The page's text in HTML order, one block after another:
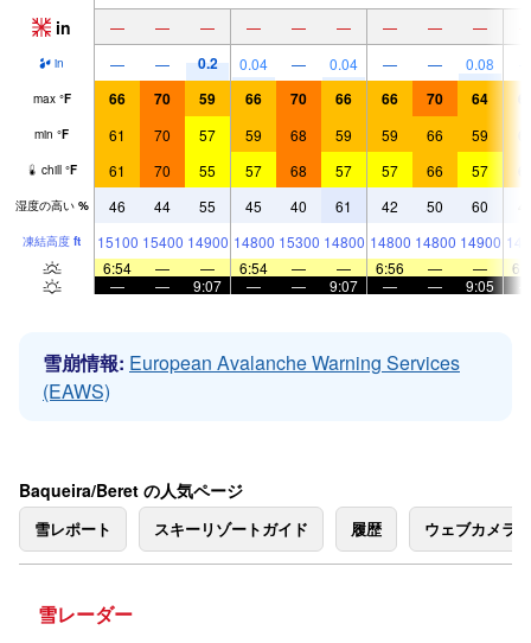
in — — — — — — — — —
in — — 0.2 0.04 — 0.04 — — 0.08
max °F 66 70 59 66 70 66 66 70 64
min °F 61 70 57 59 68 59 59 66 59
chill °F 61 70 55 57 68 57 57 66 57
湿度の高い % 46 44 55 45 40 61 42 50 60
凍結高度 ft 15100 15400 14900 14800 15300 14800 14800 14800 14900
6:54
— — 6:54 — — 6:56 — —
—
— 9:07 — — 9:07 — — 9:05
雪崩情報: European Avalanche Warning Services
(EAWS)
Baqueira/Beret の人気ページ
雪レポート スキーリゾートガイド 履歴 ウェブカメラ
雪レーダー